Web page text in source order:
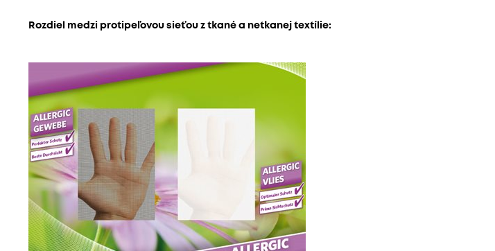
Rozdiel medzi protipeľovou sieťou z tkané a netkanej textílie: